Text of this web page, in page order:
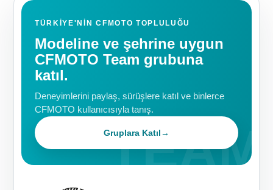
TÜRKIYE'NIN CFMOTO TOPLULUĞU
Modeline ve şehrine uygun
CFMOTO Team grubuna
katıl.
Deneyimlerini paylaş, sürüşlere katıl ve binlerce
CFMOTO kullanıcısıyla tanış.
Gruplara Katıl→